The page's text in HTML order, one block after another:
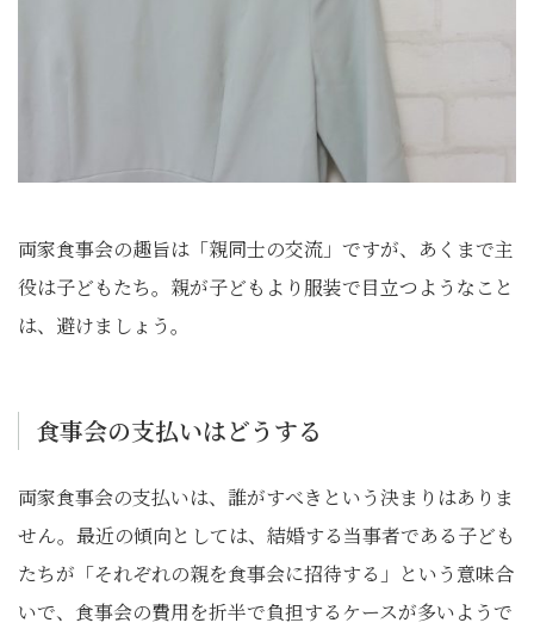
両家食事会の趣旨は「親同士の交流」ですが、あくまで主
役は子どもたち。親が子どもより服装で目立つようなこと
は、避けましょう。
食事会の支払いはどうする
両家食事会の支払いは、誰がすべきという決まりはありま
せん。最近の傾向としては、結婚する当事者である子ども
たちが「それぞれの親を食事会に招待する」という意味合
いで、食事会の費用を折半で負担するケースが多いようで